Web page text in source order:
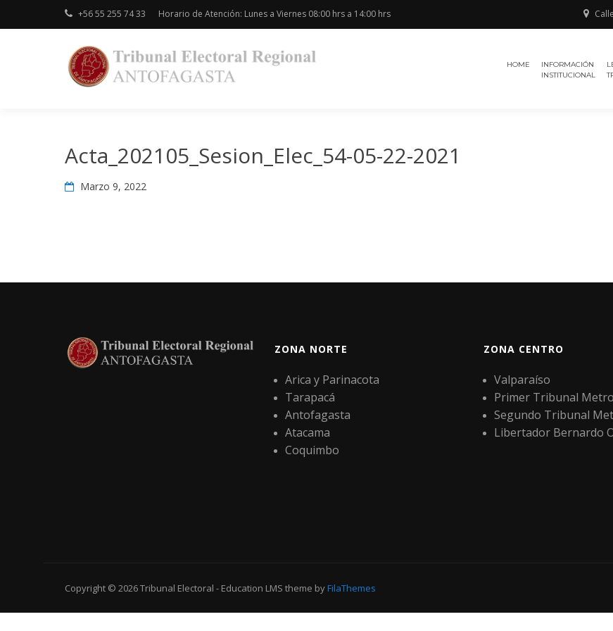
+56 55 255 74 33 Horario de Atención: Lunes a Viernes 08:00 hrs a 14:00 hrs
HOME
INFORMACIÓN
INSTITUCIONAL
Acta_202105_Sesion_Elec_54-05-22-2021
Marzo 9, 2022
ZONA NORTE
Arica y Parinacota
Tarapacá
Antofagasta
Atacama
Coquimbo
ZONA CENTRO
Valparaíso
Primer Tribunal
Segundo Tribunal
Libertador Bernardo
Copyright © 2026Tribunal Electoral - Education LMS theme byFilaThemes